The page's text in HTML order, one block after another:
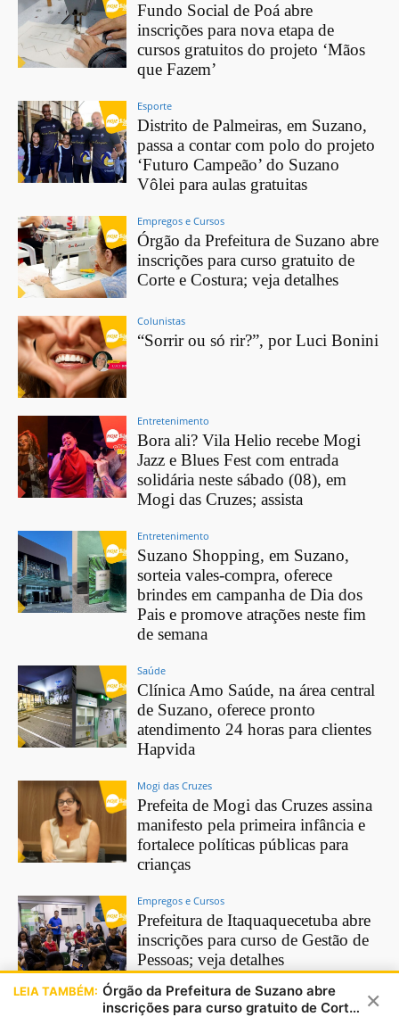
Fundo Social de Poá abre
inscrições para nova etapa de
cursos gratuitos do projeto ‘Mãos
que Fazem’
Esporte
Distrito de Palmeiras, em Suzano,
passa a contar com polo do projeto
‘Futuro Campeão’ do Suzano
Vôlei para aulas gratuitas
Empregos e Cursos
Órgão da Prefeitura de Suzano abre
inscrições para curso gratuito de
Corte e Costura; veja detalhes
Colunistas
“Sorrir ou só rir?”, por Luci Bonini
Entretenimento
Bora ali? Vila Helio recebe Mogi
Jazz e Blues Fest com entrada
solidária neste sábado (08), em
Mogi das Cruzes; assista
Entretenimento
Suzano Shopping, em Suzano,
sorteia vales-compra, oferece
brindes em campanha de Dia dos
Pais e promove atrações neste fim
de semana
Saúde
Clínica Amo Saúde, na área central
de Suzano, oferece pronto
atendimento 24 horas para clientes
Hapvida
Mogi das Cruzes
Prefeita de Mogi das Cruzes assina
manifesto pela primeira infância e
fortalece políticas públicas para
crianças
Empregos e Cursos
Prefeitura de Itaquaquecetuba abre
inscrições para curso de Gestão de
Pessoas; veja detalhes
Social
Prefeitura de Poá abre vagas para
LEIA TAMBÉM: Órgão da Prefeitura de Suzano abre
inscrições para curso gratuito de Corte
×